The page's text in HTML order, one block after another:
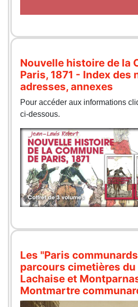
Nouvelle histoire de la
Paris, 1871 - Index des
adresses, annexes
Pour accéder aux informations
ci-dessous.
Les "Paris
parcours cimetières du
Lachaise et
Montmartre